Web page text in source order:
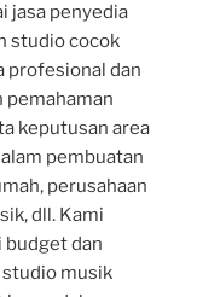
jasa penyedia
studio cocok
profesional dan
pemahaman
keputusan area
pembuatan
perusahaan
dll. Kami
budget dan
studio musik